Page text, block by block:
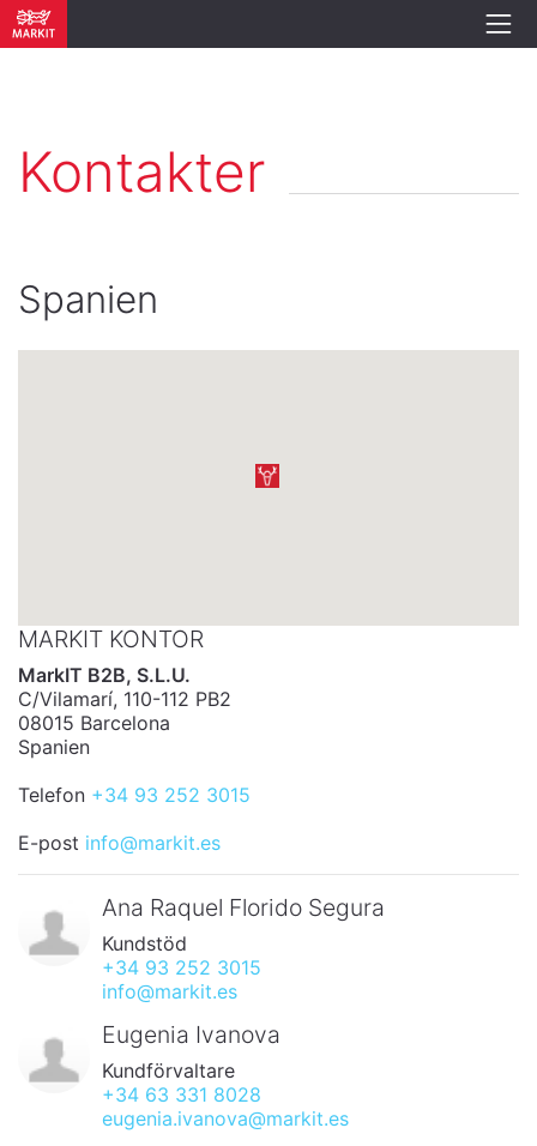
Kontakter
Spanien
MARKIT KONTOR
MarkIT B2B, S.L.U.
C/Vilamarí, 110-112 PB2
08015 Barcelona
Spanien
Telefon +34 93 252 3015
E-post info@markit.es
Ana Raquel Florido Segura
Kundstöd
+34 93 252 3015
info@markit.es
Eugenia Ivanova
Kundförvaltare
+34 63 331 8028
eugenia.ivanova@markit.es